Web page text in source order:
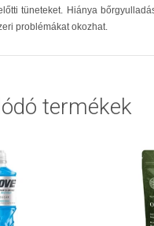
tüneteket. Hiánya
problémákat okozhat.
termékek